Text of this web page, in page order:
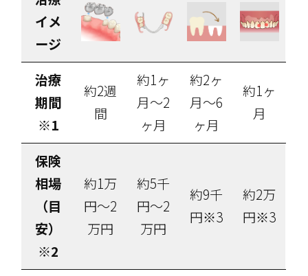
イメ
ージ
治療
期間
※1
約2週
間
約1ヶ
月～2
ヶ月
約2ヶ
月～6
ヶ月
約1ヶ
月
保険
相場
（目
安）
※2
約1万
円～2
万円
約5千
円～2
万円
約9千
円※3
約2万
円※3